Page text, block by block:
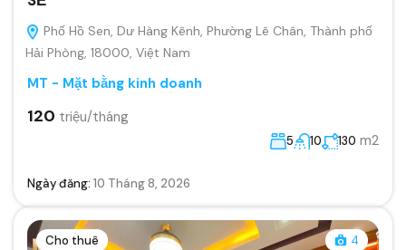
Phố Hồ Sen, Dư Hàng Kênh, Phường Lê Chân, Thành phố
Hải Phòng, 18000, Việt Nam
MT - Mặt bằng kinh doanh
120 triệu/tháng
5 10 130 m2
Ngày đăng: 10 Tháng 8, 2026
Cho thuê 4